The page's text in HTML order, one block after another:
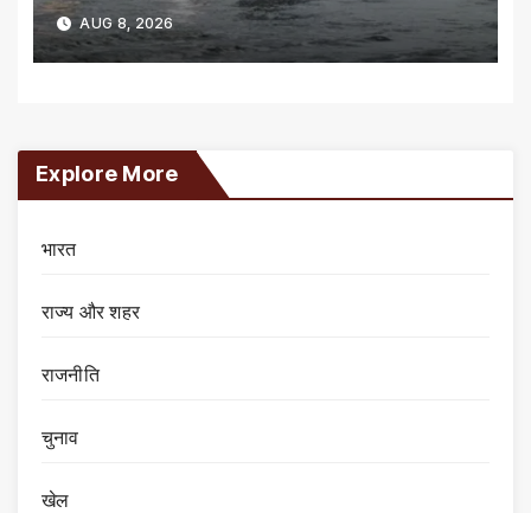
AUG 8, 2026
Explore More
भारत
राज्य और शहर
राजनीति
चुनाव
खेल